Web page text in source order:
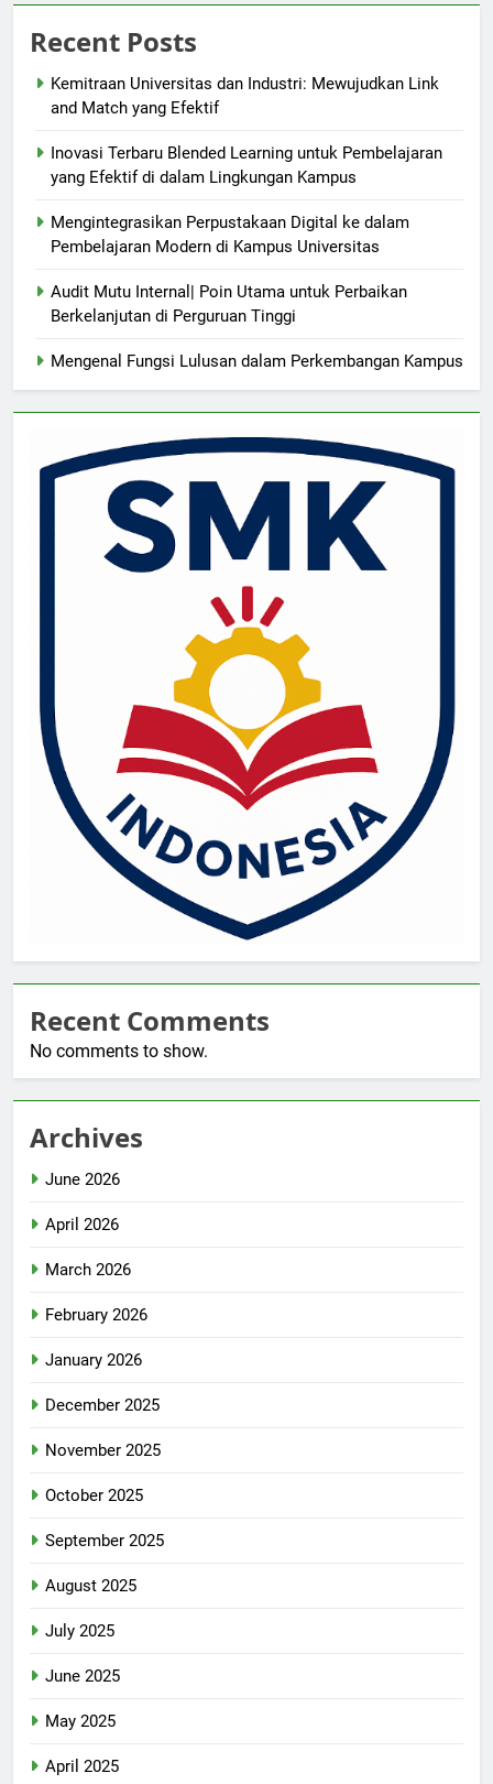
Recent Posts
Kemitraan Universitas dan Industri: Mewujudkan Link
and Match yang Efektif
Inovasi Terbaru Blended Learning untuk Pembelajaran
yang Efektif di dalam Lingkungan Kampus
Mengintegrasikan Perpustakaan Digital ke dalam
Pembelajaran Modern di Kampus Universitas
Audit Mutu Internal| Poin Utama untuk Perbaikan
Berkelanjutan di Perguruan Tinggi
Mengenal Fungsi Lulusan dalam Perkembangan Kampus
Recent Comments
No comments to show.
Archives
June 2026
April 2026
March 2026
February 2026
January 2026
December 2025
November 2025
October 2025
September 2025
August 2025
July 2025
June 2025
May 2025
April 2025